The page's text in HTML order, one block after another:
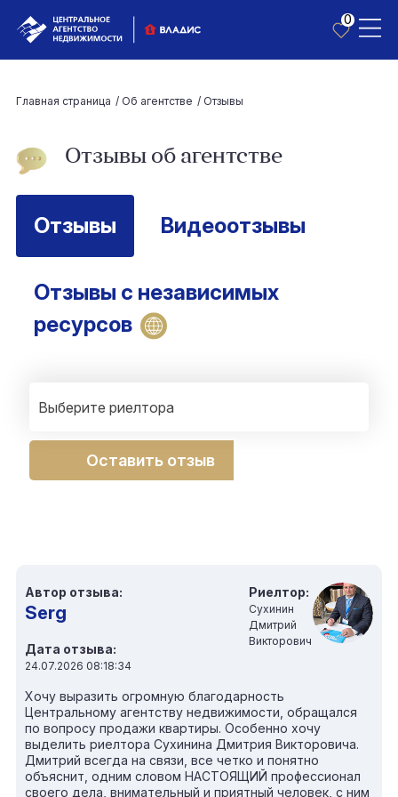
0
Главная страница / Об агентстве / Отзывы
Отзывы об агентстве
Отзывы Видеоотзывы
Отзывы с независимых
ресурсов
Выберите риелтора
Оставить отзыв
Автор отзыва:
Serg
Дата отзыва:
24.07.2026 08:18:34
Риелтор:
Сухинин
Дмитрий
Викторович
Хочу выразить огромную благодарность
Центральному агентству недвижимости, обращался
по вопросу продажи квартиры. Особенно хочу
выделить риелтора Сухинина Дмитрия Викторовича.
Дмитрий всегда на связи, все четко и понятно
объяснит, одним словом НАСТОЯЩИЙ профессионал
своего дела, внимательный и приятный человек, с ним